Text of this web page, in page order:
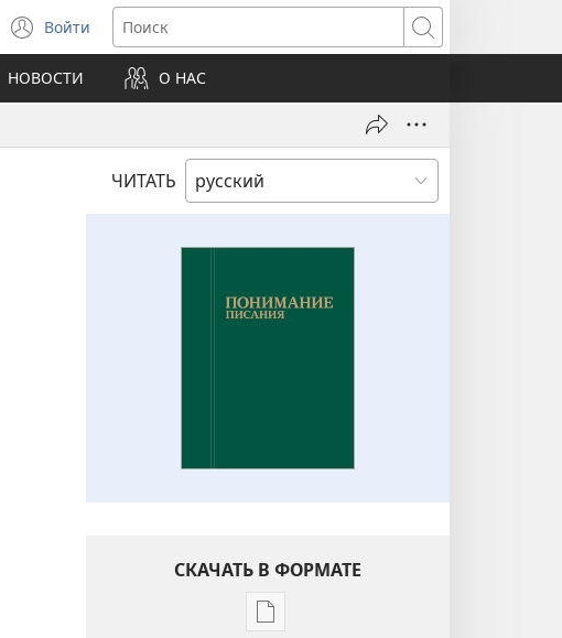
Войти
(открывается
в
новом
окне)
Поиск
НОВОСТИ О НАС
ЧИТАТЬ
СКАЧАТЬ В ФОРМАТЕ
Варианты